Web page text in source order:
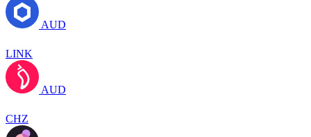
AUD
LINK
AUD
CHZ